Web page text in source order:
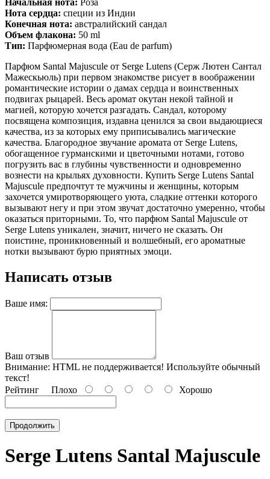
Начальная нота: Роза
Нота сердца: специи из Индии
Конечная нота: австралийский сандал
Объем флакона: 50 ml
Тип: Парфюмерная вода (Eau de parfum)
Парфюм Santal Majuscule от Serge Lutens (Серж Лютен Сантал
Мажескьюль) при первом знакомстве рисует в воображении
романтические истории о дамах сердца и воинственных
подвигах рыцарей. Весь аромат окутан некой тайной и
магией, которую хочется разгадать. Сандал, которому
посвящена композиция, издавна ценился за свои выдающиеся
качества, из за которых ему приписывались магические
качества. Благородное звучание аромата от Serge Lutens,
обогащенное гурманскими и цветочными нотами, готово
погрузить вас в глубины чувственности и одновременно
вознести на крыльях духовности. Купить Serge Lutens Santal
Majuscule предпочтут те мужчины и женщины, которым
захочется умиротворяющего уюта, сладкие оттенки которого
вызывают негу и при этом звучат достаточно умеренно, чтобы
оказаться приторными. То, что парфюм Santal Majuscule от
Serge Lutens уникален, значит, ничего не сказать. Он
поистине, проникновенный и волшебный, его ароматные
нотки вызывают бурю приятных эмоци.
Написать отзыв
Ваше имя:
Ваш отзыв
Внимание: HTML не поддерживается! Используйте обычный
текст!
Рейтинг Плохо Хорошо
Продолжить
Serge Lutens Santal Majuscule